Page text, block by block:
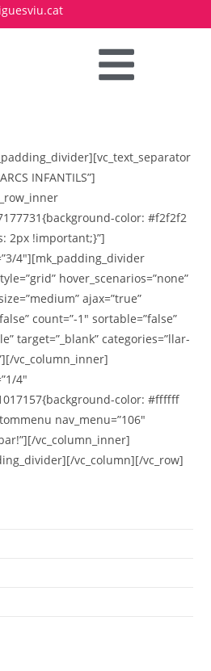
INFANTILS”]
color: #f2f2f2
2px !important;}”]
4″][mk_padding_divider
hover_scenarios=”none”
ajax=”true”
count=”-1″ sortable=”false”
target=”_blank” categories=”llar-
vc_column_inner]
4″
color: #ffffff
nav_menu=”106″
vc_column_inner]
vc_column][/vc_row]